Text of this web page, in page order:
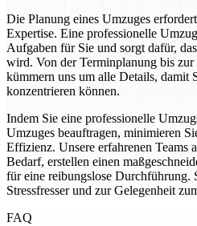
Die Planung eines Umzuges
Expertise. Eine professionelle
Aufgaben für Sie und sorgt dafür,
wird. Von der Terminplanung bis
kümmern uns um alle Details, damit
konzentrieren können.
Indem Sie eine professionelle
Umzuges beauftragen, minimieren
Effizienz. Unsere erfahrenen Teams
Bedarf, erstellen einen
für eine reibungslose
Stressfresser und zur Gelegenheit
FAQ